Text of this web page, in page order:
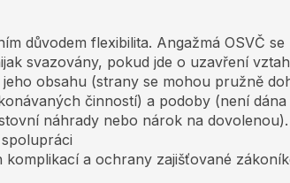
důvodem flexibilita. Angažmá OSVČ
svazovány, pokud jde o uzavření
jeho obsahu (strany se mohou pružně
činností) a podoby (není
náhrady nebo nárok na
komplikací a ochrany zajišťované